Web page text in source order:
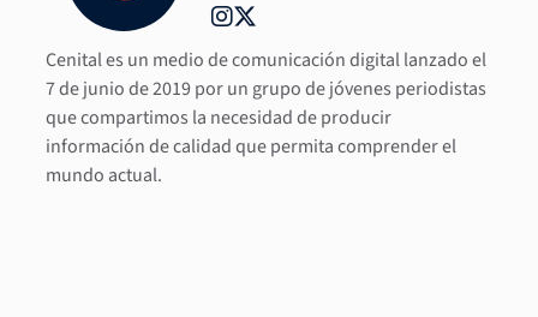
Cenital es un medio de comunicación digital lanzado el
7 de junio de 2019 por un grupo de jóvenes periodistas
que compartimos la necesidad de producir
información de calidad que permita comprender el
mundo actual.